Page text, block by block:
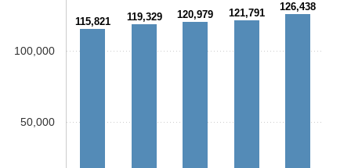
50,000
100,000
115,821 119,329 120,979 121,791
126,438